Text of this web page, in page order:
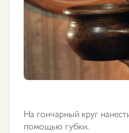
На гончарный круг
помощью губки.